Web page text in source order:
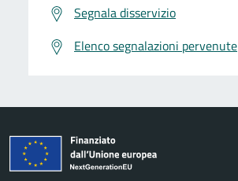
Segnala disservizio
Elenco segnalazioni pervenute